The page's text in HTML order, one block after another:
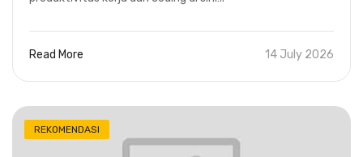
Read More 14 July 2026
REKOMENDASI